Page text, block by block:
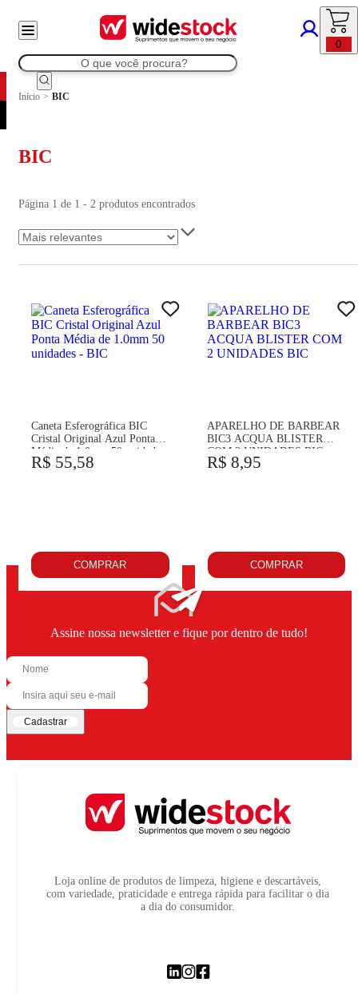
0
Início > BIC
BIC
Página 1 de 1 - 2 produtos encontrados
Caneta Esferográfica BIC
Cristal Original Azul Ponta
Média de 1.0mm 50 unidades
- BIC
R$ 55,58
COMPRAR
APARELHO DE BARBEAR
BIC3 ACQUA BLISTER
COM 2 UNIDADES BIC
R$ 8,95
COMPRAR
Assine nossa newsletter e fique por dentro de tudo!
Cadastrar
Loja online de produtos de limpeza, higiene e descartáveis,
com variedade, praticidade e entrega rápida para facilitar o dia
a dia do consumidor.